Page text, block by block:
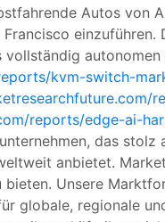
Autos von
kvm-switch-
reports/edge-ai-
das
anbietet.
Unsere
globale, regionale